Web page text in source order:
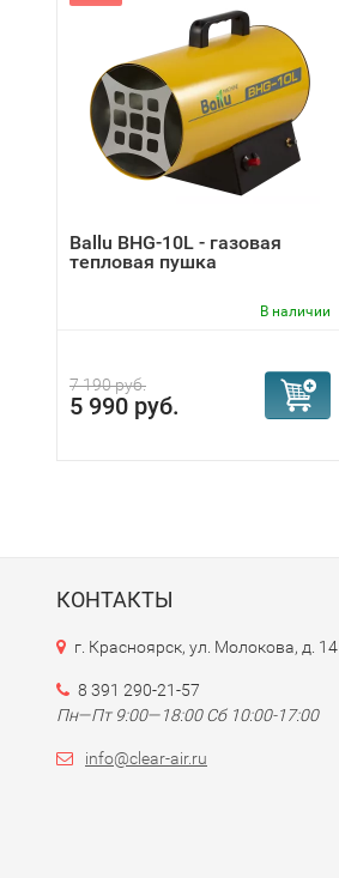
Ballu BHG-10L - газовая
тепловая пушка
В наличии
7 190 руб.
5 990 руб.
КОНТАКТЫ
г. Красноярск, ул. Молокова, д. 14
8 391 290-21-57
Пн—Пт 9:00—18:00 Сб 10:00-17:00
info@clear-air.ru